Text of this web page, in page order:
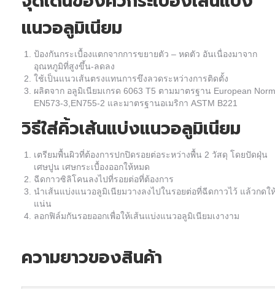
แนวอลูมิเนียม
ป้องกันกระเบื้องแตกจากการขยายตัว – หดตัว อันเนื่องมาจาก
อุณหภูมิที่สูงขึ้น-ลดลง
ใช้เป็นแนวเส้นตรงแทนการขึงลวดระหว่างการติดตั้ง
ผลิตจาก อลูมิเนียมเกรด 6063 T5 ตามมาตรฐาน European Norm
EN573-3,EN755-2 และมาตรฐานอเมริกา ASTM B221
วิธีใส่คิ้วเส้นแบ่งแนวอลูมิเนียม
เตรียมพื้นผิวที่ต้องการปกปิดรอยต่อระหว่างพื้น 2 วัสดุ โดยปัดฝุ่น
เศษปูน เศษกระเบื้องออกให้หมด
ฉีดกาวซิลิโคนลงไปที่รอยต่อที่ต้องการ
นำเส้นแบ่งแนวอลูมิเนียมวางลงไปในรอยต่อที่ฉีดกาวไว้ แล้วกดใ
แน่น
ลอกฟิล์มกันรอยออกเพื่อให้เส้นแบ่งแนวอลูมิเนียมเงางาม
ความยาวของสินค้า